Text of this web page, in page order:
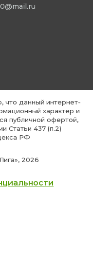
2026
что данный интернет-
характер и
публичной офертой,
Статьи 437 (п.2)
РФ